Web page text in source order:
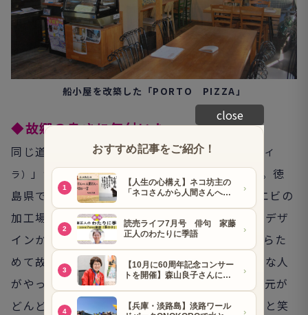
船小屋を改築した「PORTO PIZZA」
◆故郷の良さに気付いた
同じ道沿いには天然藍染工房「Khimaira
（キマイ
ラ）
」がある。代表の堀尾早敏さんは同町出身。徳
島県で藍染めを学び、6年前にUターンした。エビの
加工場を工房兼ショップとして改装し、染色とデザ
インから縫製までをこなす。「県外に出て、あらた
めて故郷の良さに気付かされました。いろいろな人
がやってきて個性が光る店がいくつもでき、地元が
どんどんかっこいい田舎になってきています」と笑
close